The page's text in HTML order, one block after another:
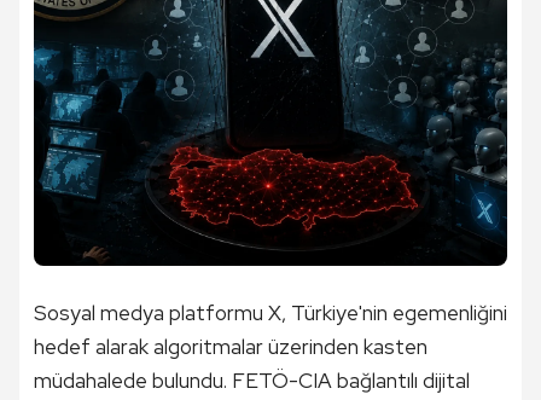
Sosyal medya platformu X, Türkiye'nin egemenliğini
hedef alarak algoritmalar üzerinden kasten
müdahalede bulundu. FETÖ-CIA bağlantılı dijital